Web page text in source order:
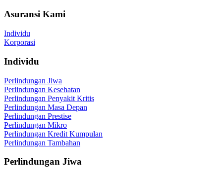
Asuransi Kami
Individu
Korporasi
Individu
Perlindungan Jiwa
Perlindungan Kesehatan
Perlindungan Penyakit Kritis
Perlindungan Masa Depan
Perlindungan Prestise
Perlindungan Mikro
Perlindungan Kredit Kumpulan
Perlindungan Tambahan
Perlindungan Jiwa